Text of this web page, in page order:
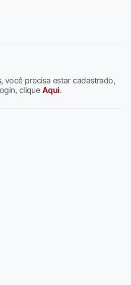
você precisa estar cadastrado,
clique Aqui.